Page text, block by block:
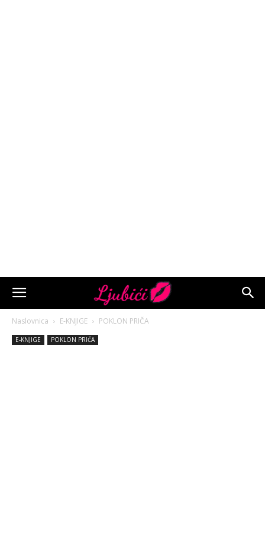
Naslovnica E-KNJIGE POKLON PRIČA
E-KNJIGE POKLON PRIČA